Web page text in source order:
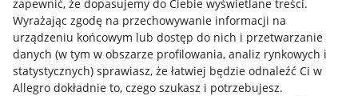
zapewnić, że dopasujemy do Ciebie wyświetlane treści.
Wyrażając zgodę na przechowywanie informacji na
urządzeniu końcowym lub dostęp do nich i przetwarzanie
danych (w tym w obszarze profilowania, analiz rynkowych i
statystycznych) sprawiasz, że łatwiej będzie odnaleźć Ci w
Allegro dokładnie to, czego szukasz i potrzebujesz.